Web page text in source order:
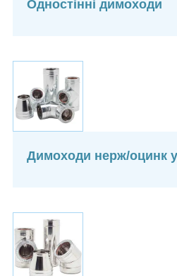
Одностінні димоходи
Димоходи нерж/оцинк